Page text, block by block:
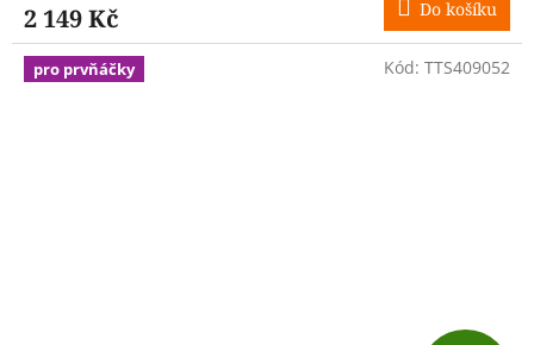
A
2 149 Kč Do košíku
pro prvňáčky Kód: TTS409052